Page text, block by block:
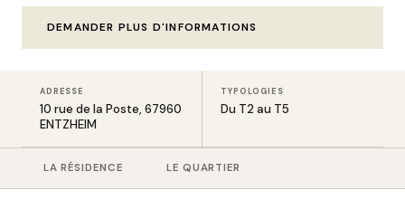
DEMANDER PLUS D'INFORMATIONS
ADRESSE
10 rue de la Poste, 67960
ENTZHEIM
TYPOLOGIES
Du T2 au T5
LA RÉSIDENCE LE QUARTIER